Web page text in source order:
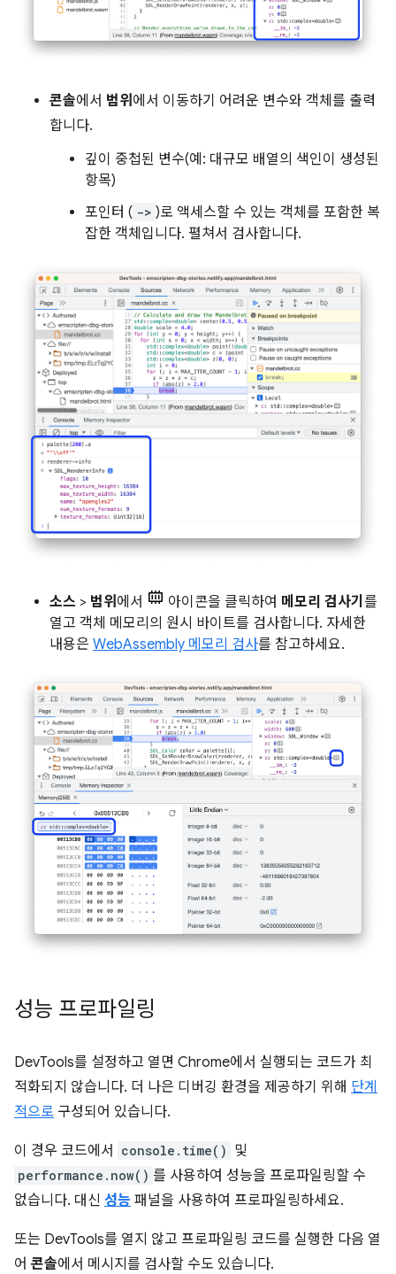
콘솔에서 범위 에서 이동하기 어려운 변수와 객체를 출력
합니다.
깊이 중첩된 변수(예: 대규모 배열의 색인이 생성된
항목)
포인터 ( -> )로 액세스할 수 있는 객체를 포함한 복
잡한 객체입니다. 펼쳐서 검사합니다.
소스 > 범위 에서 아이콘을 클릭하여 메모리 검사기 를
열고 객체 메모리의 원시 바이트를 검사합니다. 자세한
내용은 WebAssembly 메모리 검사를 참고하세요.
성능 프로파일링
DevTools를 설정하고 열면 Chrome에서 실행되는 코드가 최
적화되지 않습니다. 더 나은 디버깅 환경을 제공하기 위해 단계
적으로 구성되어 있습니다.
이 경우 코드에서 console.time() 및
performance.now() 를 사용하여 성능을 프로파일링할 수
없습니다. 대신 성능 패널을 사용하여 프로파일링하세요.
또는 DevTools를 열지 않고 프로파일링 코드를 실행한 다음 열
어 콘솔에서 메시지를 검사할 수도 있습니다.